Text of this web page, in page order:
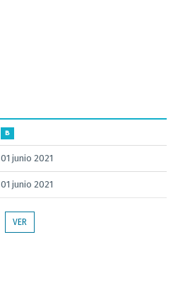
B
01 junio 2021
01 junio 2021
VER